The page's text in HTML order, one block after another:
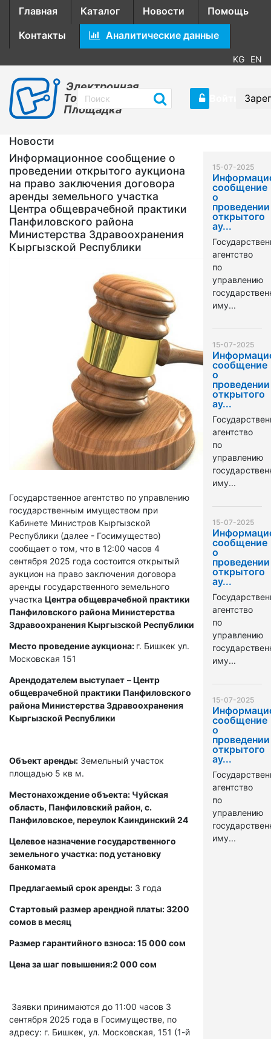
Главная Каталог Новости
Помощь
Контакты
Аналитические данные
KG EN
Электронная
Торговая
Площадка
Новости
Информационное сообщение о
проведении открытого аукциона
на право заключения договора
аренды земельного участка
Центра общеврачебной практики
Панфиловского района
Министерства Здравоохранения
Кыргызской Республики
Государственное агентство по управлению
государственным имуществом при
Кабинете Министров Кыргызской
Республики (далее - Госимущество)
сообщает о том, что в 12:00 часов 4
сентября 2025 года состоится открытый
аукцион на право заключения договора
аренды государственного земельного
участка Центра общеврачебной практики
Панфиловского района Министерства
Здравоохранения Кыргызской Республики
Место проведение аукциона: г. Бишкек ул.
Московская 151
Арендодателем выступает –Центр
общеврачебной практики Панфиловского
района Министерства Здравоохранения
Кыргызской Республики
Объект аренды: Земельный участок
площадью 5 кв м.
Местонахождение объекта: Чуйская
область, Панфиловский район, с.
Панфиловское, переулок Каиндинский 24
Целевое назначение государственного
земельного участка: под установку
банкомата
Предлагаемый срок аренды: 3 года
Стартовый размер арендной платы: 3200
сомов в месяц
Размер гарантийного взноса: 15 000 сом
Цена за шаг повышения:2 000 сом
Заявки принимаются до 11:00 часов 3
сентября 2025 года в Госимуществе, по
адресу: г. Бишкек, ул. Московская, 151 (1-й
15-07-2025
сообщение
о
проведении
открытого
ау...
агентство
по
управлению
иму...
15-07-2025
сообщение
о
проведении
открытого
ау...
агентство
по
управлению
иму...
15-07-2025
сообщение
о
проведении
открытого
ау...
агентство
по
управлению
иму...
15-07-2025
сообщение
о
проведении
открытого
ау...
агентство
по
управлению
иму...